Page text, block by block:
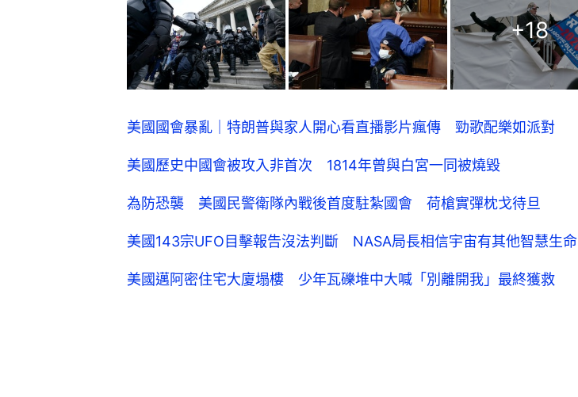
+18
美國國會暴亂｜特朗普與家人開心看直播影片瘋傳 勁歌配樂如派對
美國歷史中國會被攻入非首次 1814年曾與白宮一同被燒毀
為防恐襲 美國民警衛隊內戰後首度駐紮國會 荷槍實彈枕戈待旦
美國143宗UFO目擊報告沒法判斷 NASA局長相信宇宙有其他智慧生命
美國邁阿密住宅大廈塌樓 少年瓦礫堆中大喊「別離開我」最終獲救